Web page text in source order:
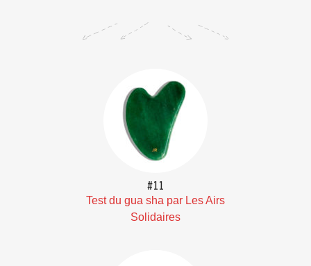
#11
Test du gua sha par Les Airs
Solidaires